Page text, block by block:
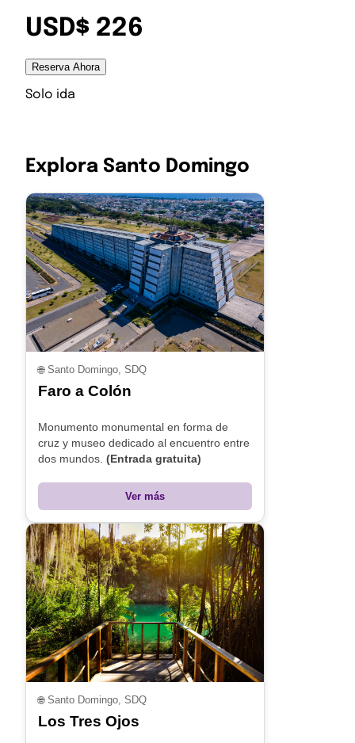
USD$ 226
Reserva Ahora
Solo ida
Explora Santo Domingo
🌐Santo Domingo, SDQ
Faro a Colón
Monumento monumental en forma de
cruz y museo dedicado al encuentro entre
dos mundos. (Entrada gratuita)
Ver más
🌐Santo Domingo, SDQ
Los Tres Ojos